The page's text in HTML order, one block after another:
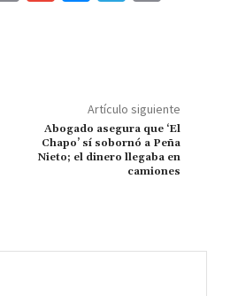
ge
r
m Li
n
k
Artículo siguiente
Abogado asegura que ‘El
Chapo’ sí sobornó a Peña
Nieto; el dinero llegaba en
camiones